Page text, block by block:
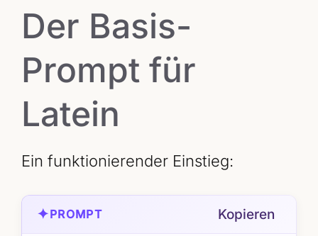
Der Basis-
Prompt für
Latein
Ein funktionierender Einstieg:
✦ PROMPT Kopieren